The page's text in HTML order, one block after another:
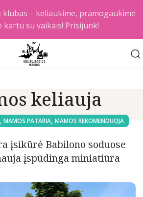
keliauja
MAMOS PATARIA, MAMOS REKOMENDUOJA
įsikūrė Babilono soduose
įspūdinga miniatiūra
klubas – keliaukime, pramogaukime
kartu su vaikais! Prisijunk!